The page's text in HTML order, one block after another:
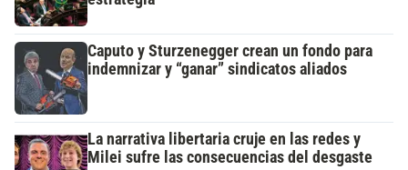
Caputo y Sturzenegger crean un fondo para
indemnizar y “ganar” sindicatos aliados
La narrativa libertaria cruje en las redes y
Milei sufre las consecuencias del desgaste